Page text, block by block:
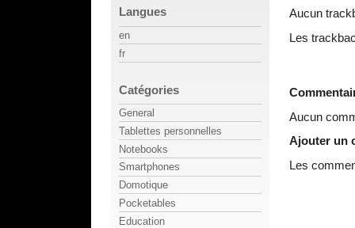
Aucun
Les
Aucun
Ajouter un
Les
Langues
en
fr
Catégories
General
Tablettes personnelles
Notebooks
Smartphones
Domotique
Pocketables
Education